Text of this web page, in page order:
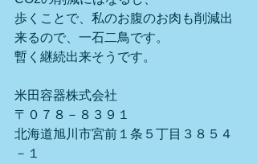
歩くことで、私のお腹のお肉も削減出
来るので、一石二鳥です。
暫く継続出来そうです。
米田容器株式会社
〒０７８－８３９１
北海道旭川市宮前１条５丁目３８５４
－１